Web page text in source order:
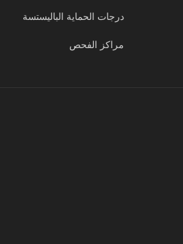
درجات الحماية الباليستسة
مراكز الفحص